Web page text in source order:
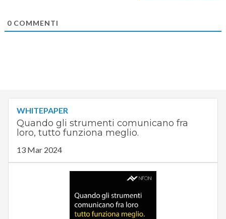
0COMMENTI
WHITEPAPER
Quando gli strumenti comunicano fra
loro, tutto funziona meglio.
13 Mar 2024